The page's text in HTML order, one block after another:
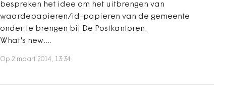
bespreken het idee om het uitbrengen van
waardepapieren/id-papieren van de gemeente
onder te brengen bij De Postkantoren.
What's new....
Op 2 maart 2014, 13:34